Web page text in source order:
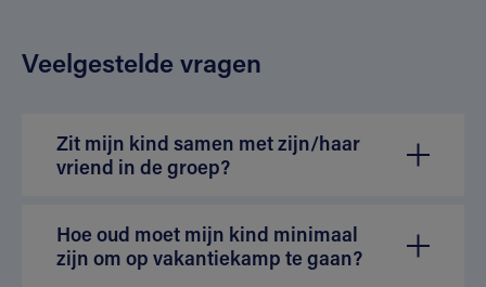
Veelgestelde vragen
Zit mijn kind samen met zijn/haar
vriend in de groep?
Hoe oud moet mijn kind minimaal
zijn om op vakantiekamp te gaan?